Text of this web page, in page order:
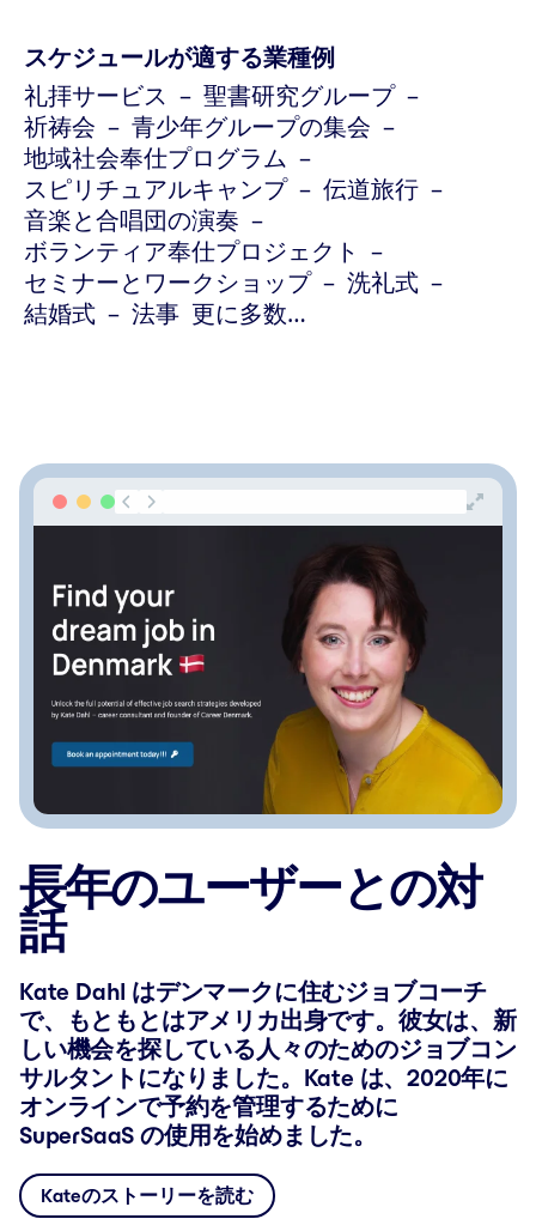
スケジュールが適する業種例
礼拝サービス
聖書研究グループ
祈祷会
青少年グループの集会
地域社会奉仕プログラム
スピリチュアルキャンプ
伝道旅行
音楽と合唱団の演奏
ボランティア奉仕プロジェクト
セミナーとワークショップ
洗礼式
結婚式
法事 更に多数…
長年のユーザーとの対
話
Kate Dahl はデンマークに住むジョブコーチ
で、もともとはアメリカ出身です。彼女は、新
しい機会を探している人々のためのジョブコン
サルタントになりました。Kate は、2020年に
オンラインで予約を管理するために
SuperSaaS の使用を始めました。
Kateのストーリーを読む